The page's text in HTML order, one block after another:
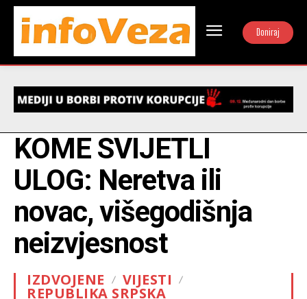
Doniraj
KOME SVIJETLI
ULOG: Neretva ili
novac, višegodišnja
neizvjesnost
IZDVOJENE VIJESTI
REPUBLIKA SRPSKA